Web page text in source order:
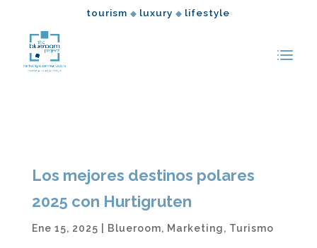
tourism ◆ luxury ◆ lifestyle
Los mejores destinos polares
2025 con Hurtigruten
Ene 15, 2025 Blueroom, Marketing, Turismo